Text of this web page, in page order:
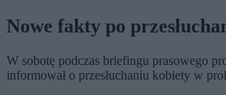
Nowe fakty po
W sobotę podczas briefingu prasowego
informował o przesłuchaniu kobiety w